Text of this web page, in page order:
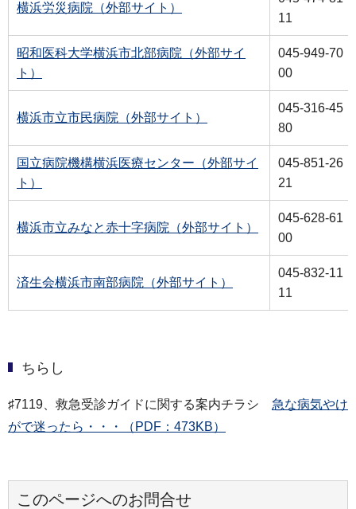
横浜労災病院（外部サイト）
11
昭和医科大学横浜市北部病院（外部サイ
ト）
045-949-70
00
横浜市立市民病院（外部サイト）
045-316-45
80
国立病院機構横浜医療センター（外部サイ
ト）
045-851-26
21
横浜市立みなと赤十字病院（外部サイト）
045-628-61
00
済生会横浜市南部病院（外部サイト）
045-832-11
11
ちらし
♯7119、救急受診ガイドに関する案内チラシ 急な病気やけ
がで迷ったら・・・（PDF：473KB）
このページへのお問合せ